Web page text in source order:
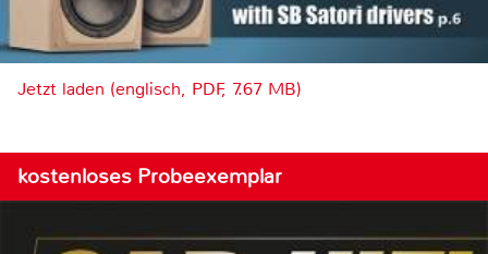
Jetzt laden (englisch, PDF, 7.67 MB)
kostenloses Probeexemplar